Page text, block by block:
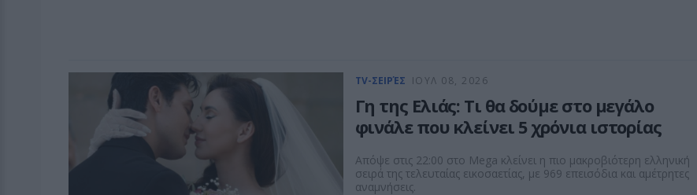
TV-ΣΕΙΡΈΣ ΙΟΥΛ 08, 2026
Γη της Ελιάς: Τι θα δούμε στο μεγάλο
φινάλε που κλείνει 5 χρόνια ιστορίας
Απόψε στις 22:00 στο Mega κλείνει η πιο μακροβιότερη ελληνική
σειρά της τελευταίας εικοσαετίας, με 969 επεισόδια και αμέτρητες
αναμνήσεις.